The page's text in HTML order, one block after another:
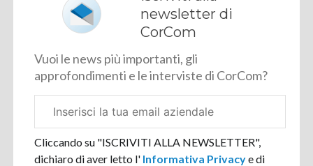
newsletter di
CorCom
Vuoi le news più importanti, gli
approfondimenti e le interviste di CorCom?
aziendale
Cliccando su "ISCRIVITI ALLA NEWSLETTER",
dichiaro di aver letto l' Informativa Privacye di